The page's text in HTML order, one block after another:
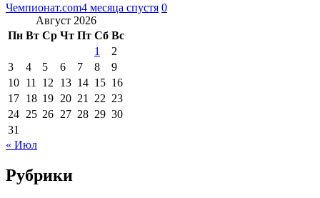
Чемпионат.com4 месяца спустя 0
Август 2026
Пн Вт Ср Чт Пт Сб Вс
1
2
3
4 5 6 7 8
9
10 11 12 13 14 15 16
17 18 19 20 21 22 23
24 25 26 27 28 29 30
31
« Июл
Рубрики